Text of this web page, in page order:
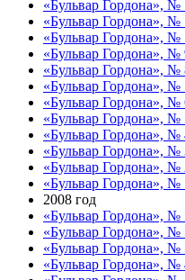
«Бульвар Гордона», №
«Бульвар Гордона», №
«Бульвар Гордона», №
«Бульвар Гордона», №
«Бульвар Гордона», №
«Бульвар Гордона», №
«Бульвар Гордона», №
«Бульвар Гордона», №
«Бульвар Гордона», №
«Бульвар Гордона», №
«Бульвар Гордона», №
«Бульвар Гордона», №
2008 год
«Бульвар Гордона», №
«Бульвар Гордона», №
«Бульвар Гордона», №
«Бульвар Гордона», №